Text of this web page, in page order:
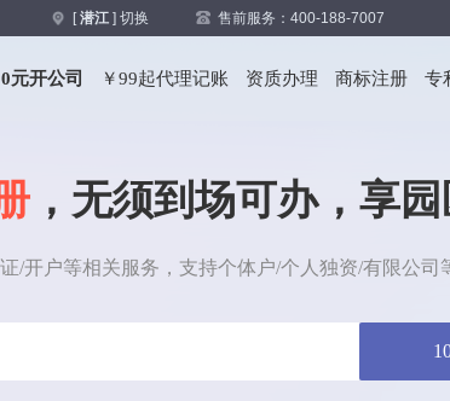
[潜江] 切换 售前服务：400-188-7007
0元开公司 ￥99起代理记账 资质办理 商标注册 专
，无须到场可办，享
/开户等相关服务，支持个体户/个人独资/有限公司